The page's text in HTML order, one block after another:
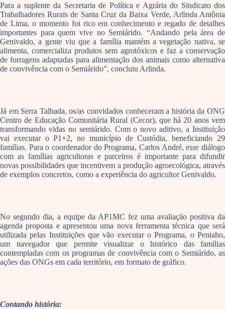
Para a suplente da Secretaria de Política e Agrária do Sindicato dos
Trabalhadores Rurais de Santa Cruz da Baixa Verde, Arlinda Antônia
de Lima, o momento foi rico em conhecimento e regado de detalhes
importantes para quem vive no Semiárido. “Andando pela área de
Genivaldo, a gente viu que a família mantém a vegetação nativa, se
alimenta, comercializa produtos sem agrotóxicos e faz a conservação
de forragens adaptadas para alimentação dos animais como alternativa
de convivência com o Semiárido”, concluiu Arlinda.
Já em Serra Talhada, os/as convidados conheceram a história da ONG
Centro de Educação Comunitária Rural (Cecor), que há 20 anos vem
transformando vidas no semiárido. Com o novo aditivo, a Instituição
vai executar o P1+2, no município de Custódia, beneficiando 29
famílias. Para o coordenador do Programa, Carlos André, esse diálogo
com as famílias agricultoras e parceiros é importante para difundir
novas possibilidades que incentivem a produção agroecológica, através
de exemplos concretos, como a experiência do agricultor Genivaldo.
No segundo dia, a equipe da AP1MC fez uma avaliação positiva da
agenda proposta e apresentou uma nova ferramenta técnica que será
utilizada pelas Instituições que vão executar o Programa, o Pentaho,
um navegador que permite visualizar o histórico das famílias
contempladas com os programas de convivência com o Semiárido, as
ações das ONGs em cada território, em formato de gráfico.
Contando história: